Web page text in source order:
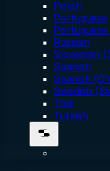
Polish
Portuguese
Russian
Slovenian
Spanish
Spanish
Swedish
Thai
Turkish